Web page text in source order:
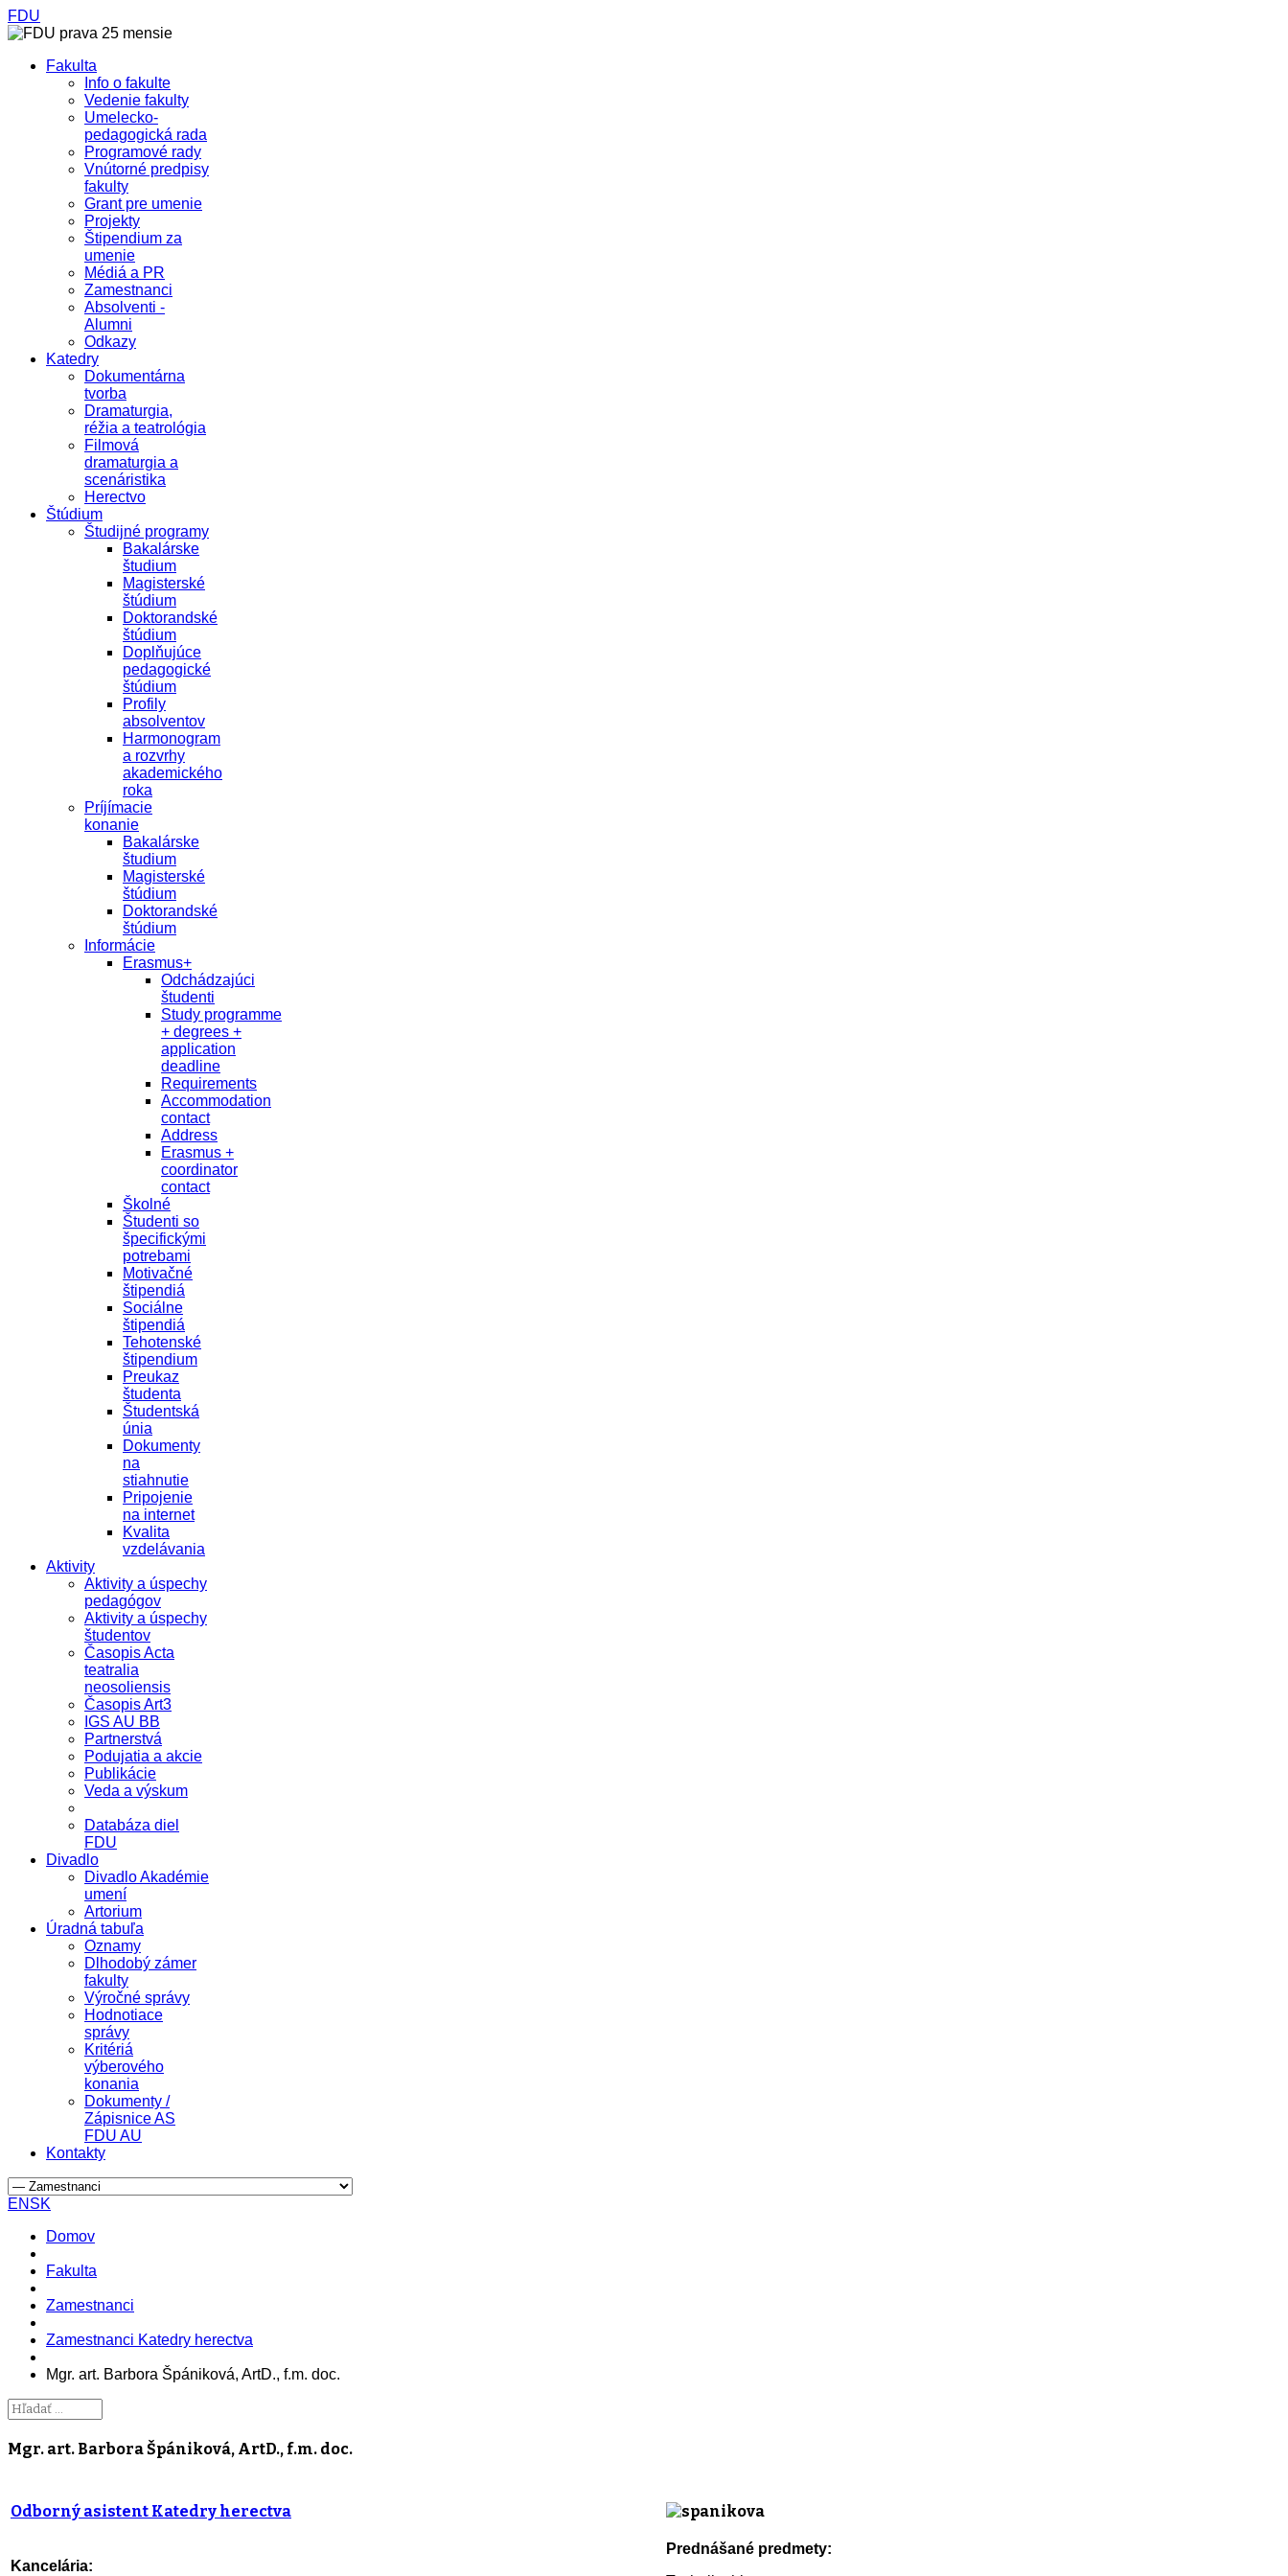
FDU
Fakulta
Info o fakulte
Vedenie fakulty
Umelecko-
pedagogická rada
Programové rady
Vnútorné predpisy
fakulty
Grant pre umenie
Projekty
Štipendium za
umenie
Médiá a PR
Zamestnanci
Absolventi -
Alumni
Odkazy
Katedry
Dokumentárna
tvorba
Dramaturgia,
réžia a teatrológia
Filmová
dramaturgia a
scenáristika
Herectvo
Štúdium
Študijné programy
Bakalárske
študium
Magisterské
štúdium
Doktorandské
štúdium
Doplňujúce
pedagogické
štúdium
Profily
absolventov
Harmonogram
a rozvrhy
akademického
roka
Príjímacie
konanie
Bakalárske
študium
Magisterské
štúdium
Doktorandské
štúdium
Informácie
Erasmus+
Odchádzajúci
študenti
Study programme
+ degrees +
application
deadline
Requirements
Accommodation
contact
Address
Erasmus +
coordinator
contact
Školné
Študenti so
špecifickými
potrebami
Motivačné
štipendiá
Sociálne
štipendiá
Tehotenské
štipendium
Preukaz
študenta
Študentská
únia
Dokumenty
na
stiahnutie
Pripojenie
na internet
Kvalita
vzdelávania
Aktivity
Aktivity a úspechy
pedagógov
Aktivity a úspechy
študentov
Časopis Acta
teatralia
neosoliensis
Časopis Art3
IGS AU BB
Partnerstvá
Podujatia a akcie
Publikácie
Veda a výskum
Databáza diel
FDU
Divadlo
Divadlo Akadémie
umení
Artorium
Úradná tabuľa
Oznamy
Dlhodobý zámer
fakulty
Výročné správy
Hodnotiace
správy
Kritériá
výberového
konania
Dokumenty /
Zápisnice AS
FDU AU
Kontakty
EN SK
Domov
Fakulta
Zamestnanci
Zamestnanci Katedry herectva
Mgr. art. Barbora Špániková, ArtD., f.m. doc.
Mgr. art. Barbora Špániková, ArtD., f.m. doc.
Odborný asistent Katedry herectva
Kancelária:
Prednášané predmety: